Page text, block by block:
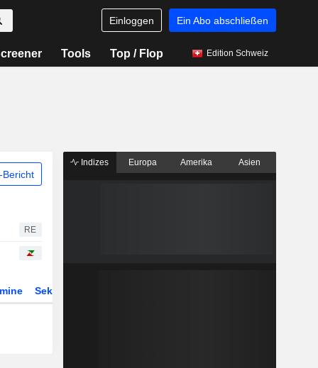
Einloggen Ein Abo abschließen
Tools Top / Flop Edition Schweiz
Bericht
RE
Sektor
Indizes Europa Amerika Asien